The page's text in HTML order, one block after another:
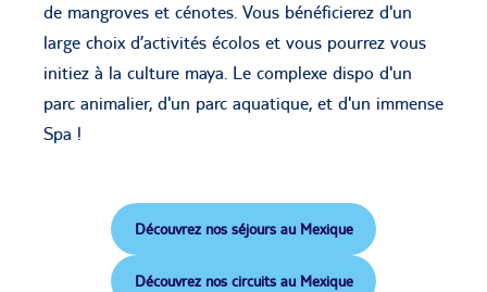
de mangroves et cénotes. Vous bénéficierez d'un
large choix d’activités écolos et vous pourrez vous
initiez à la culture maya. Le complexe dispo d'un
parc animalier, d'un parc aquatique, et d'un immense
Spa !
Découvrez nos séjours au Mexique
Découvrez nos circuits au Mexique